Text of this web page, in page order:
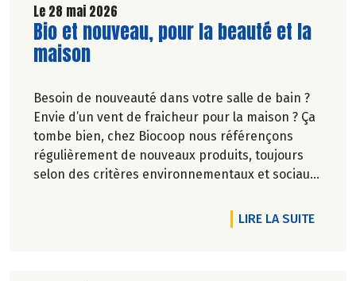
Le 28 mai 2026
Lire la suite de l'article
Bio et nouveau, pour la beauté et la
maison
Besoin de nouveauté dans votre salle de bain ?
Envie d’un vent de fraicheur pour la maison ? Ça
tombe bien, chez Biocoop nous référençons
régulièrement de nouveaux produits, toujours
selon des critères environnementaux et sociaux
Une nouvelle marque rejoint nos rayons et vous
allez l'adorer ! Faites de la place pour Bénécos !
LIRE LA SUITEDE